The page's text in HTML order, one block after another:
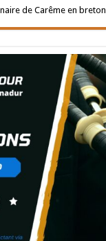
de Carême en breton